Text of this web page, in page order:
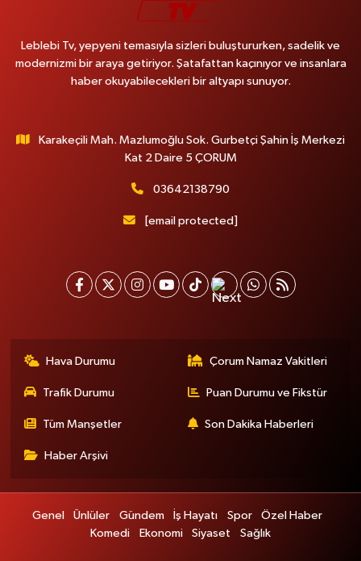
Leblebi Tv, yepyeni temasıyla sizleri buluştururken, sadelik ve
modernizmi bir araya getiriyor. Şatafattan kaçınıyor ve insanlara
haber okuyabilecekleri bir altyapı sunuyor.
Karakeçili Mah. Mazlumoğlu Sok. Gurbetçi Şahin İş Merkezi
Kat 2 Daire 5 ÇORUM
03642138790
[email protected]
Hava Durumu Çorum Namaz Vakitleri
Trafik Durumu Puan Durumu ve Fikstür
Tüm Manşetler Son Dakika Haberleri
Haber Arşivi
Genel Ünlüler Gündem İş Hayatı Spor
Özel Haber
Komedi
Ekonomi Siyaset Sağlık